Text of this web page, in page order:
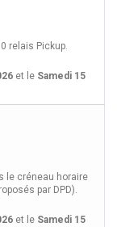
relais Pickup.
et le Samedi 15
le créneau horaire
par DPD).
et le Samedi 15